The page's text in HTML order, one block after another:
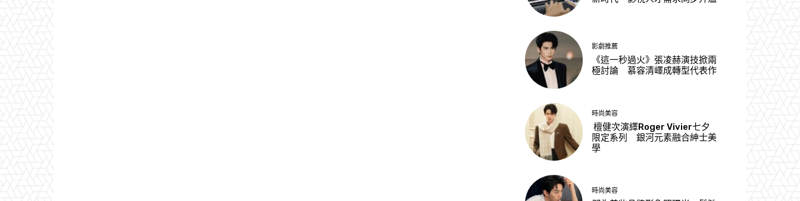
影劇推薦
《這一秒過火》張凌赫演技掀兩
極討論 慕容清嶧成轉型代表作
時尚美容
檀健次演繹Roger Vivier七夕
限定系列 銀河元素融合紳士美
學
時尚美容